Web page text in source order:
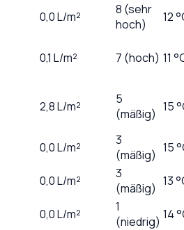
0,0L/m²
8 (sehr
hoch)
12
0,1 L/m² 7 (hoch) 11
2,8L/m²
5
(mäßig) 15
0,0L/m²
3
(mäßig) 15
0,0L/m²
3
(mäßig) 13
0,0L/m²
1
(niedrig) 14